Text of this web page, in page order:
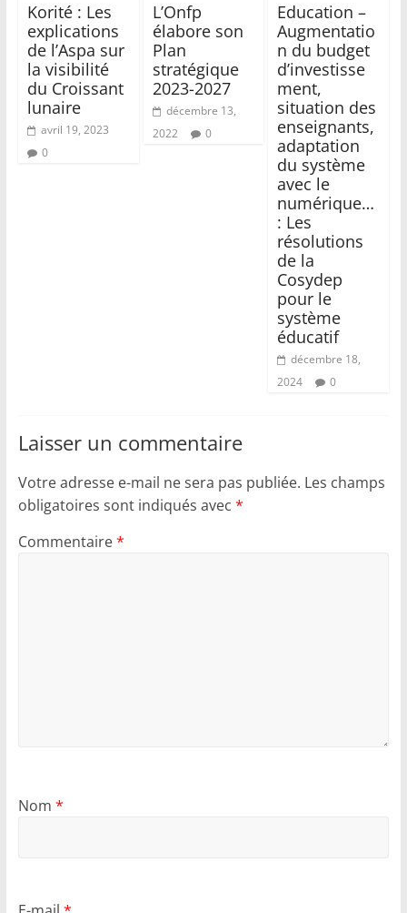
Korité : Les
explications
de l’Aspa sur
la visibilité
du Croissant
lunaire
avril 19, 2023
0
L’Onfp
élabore son
Plan
stratégique
2023-2027
décembre 13,
2022
0
Education –
Augmentatio
n du budget
d’investisse
ment,
situation des
enseignants,
adaptation
du système
avec le
numérique…
: Les
résolutions
de la
Cosydep
pour le
système
éducatif
décembre 18,
2024
0
Laisser un commentaire
Votre adresse e-mail ne sera pas publiée. Les champs
obligatoires sont indiqués avec *
Commentaire*
Nom *